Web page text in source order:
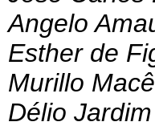
Angelo
Esther de
Murillo
Délio